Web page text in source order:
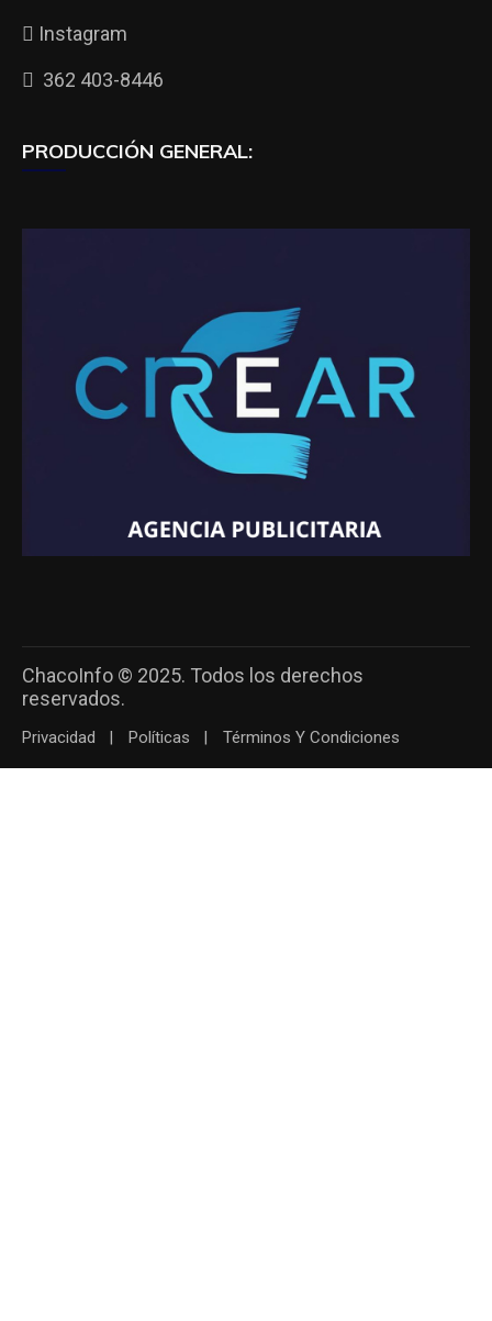
Instagram
362 403-8446
PRODUCCIÓN GENERAL:
ChacoInfo © 2025. Todos los derechos
reservados.
Privacidad Políticas Términos Y Condiciones